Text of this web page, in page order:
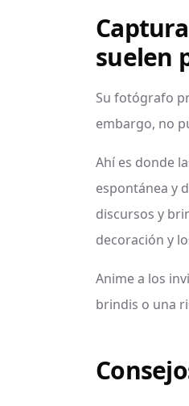
suelen
Su fotógrafo
embargo, no
Ahí es donde
espontánea y
discursos y
decoración y
Anime a los
brindis o una